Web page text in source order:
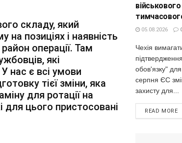
складу, який
позиціях і наявність
операції. Там
які
нас є всі умови
тієї зміни, яка
для ротації на
для цього пристосовані
05.08.2026
Чехія
обов'язку"
серпня ЄС
захисту для...
READ MORE